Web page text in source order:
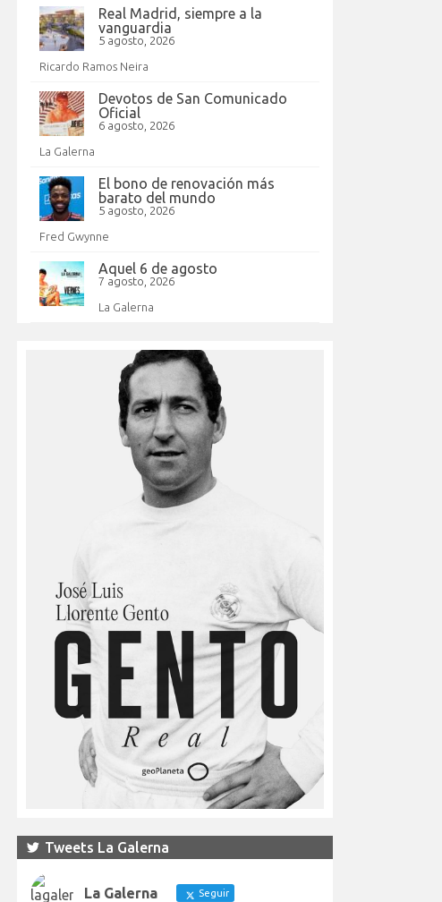
Real Madrid, siempre a la
vanguardia
5 agosto, 2026
Ricardo Ramos Neira
Devotos de San Comunicado
Oficial
6 agosto, 2026
La Galerna
El bono de renovación más
barato del mundo
5 agosto, 2026
Fred Gwynne
Aquel 6 de agosto
7 agosto, 2026
La Galerna
Tweets La Galerna
La Galerna Seguir